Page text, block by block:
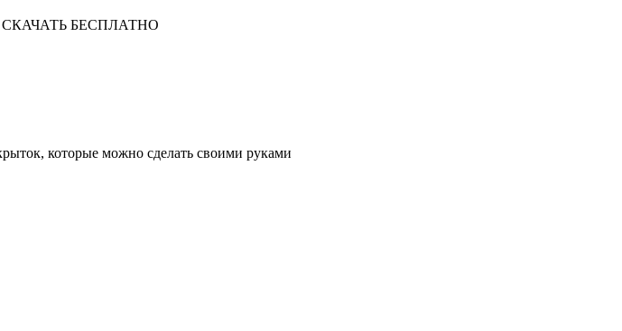
- СКАЧАТЬ БЕСПЛАТНО
которые можно сделать своими руками